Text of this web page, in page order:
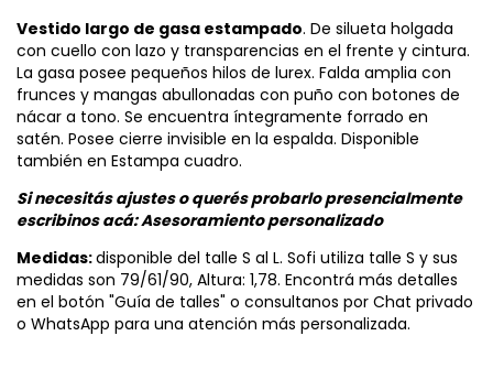
Vestido largo de gasa estampado. De silueta holgada
con cuello con lazo y transparencias en el frente y cintura.
La gasa posee pequeños hilos de lurex. Falda amplia con
frunces y mangas abullonadas con puño con botones de
nácar a tono. Se encuentra íntegramente forrado en
satén. Posee cierre invisible en la espalda. Disponible
también en Estampa cuadro.
Si necesitás ajustes o querés probarlo presencialmente
escribinos acá:Asesoramiento personalizado
Medidas:disponible del talle S al L. Sofi utiliza talle S y sus
medidas son 79/61/90, Altura: 1,78. Encontrá más detalles
en el botón "Guía de talles" o consultanos por Chat privado
o WhatsApp para una atención más personalizada.